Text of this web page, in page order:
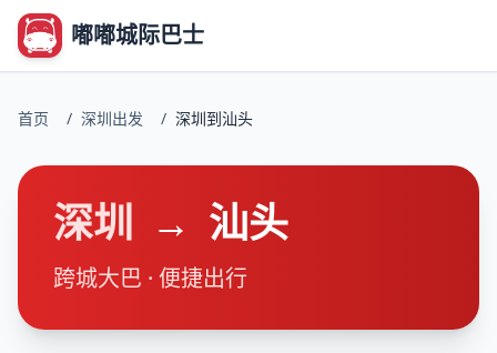
嘟嘟城际巴士
首页 / 深圳出发 / 深圳到汕头
深圳 → 汕头
跨城大巴 · 便捷出行